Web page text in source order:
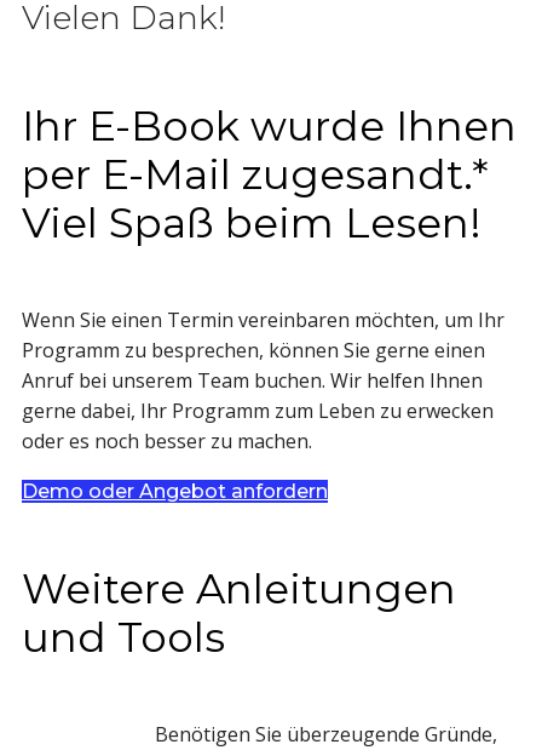
Vielen Dank!
Ihr E-Book wurde Ihnen
per E-Mail zugesandt.*
Viel Spaß beim Lesen!
Wenn Sie einen Termin vereinbaren möchten, um Ihr
Programm zu besprechen, können Sie gerne einen
Anruf bei unserem Team buchen. Wir helfen Ihnen
gerne dabei, Ihr Programm zum Leben zu erwecken
oder es noch besser zu machen.
Demo oder Angebot anfordern
Weitere Anleitungen
und Tools
Benötigen Sie überzeugende Gründe,